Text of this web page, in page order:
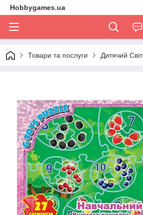
Hobbygames.ua
Товари та послуги Дитячий Світ